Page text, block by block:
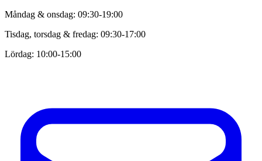
Måndag & onsdag: 09:30-19:00
Tisdag, torsdag & fredag: 09:30-17:00
Lördag: 10:00-15:00